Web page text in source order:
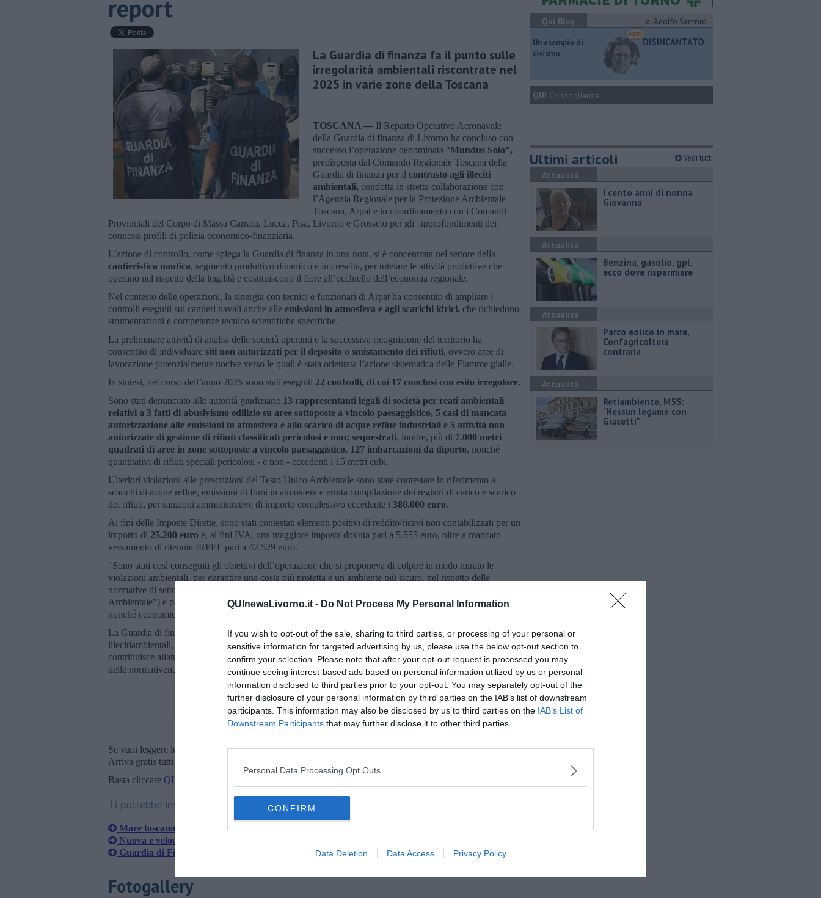
QUInewsLivorno.it - Do Not Process My Personal Information
If you wish to opt-out of the sale, sharing to third parties, or processing of your personal or
sensitive information for targeted advertising by us, please use the below opt-out section to
confirm your selection. Please note that after your opt-out request is processed you may
continue seeing interest-based ads based on personal information utilized by us or personal
information disclosed to third parties prior to your opt-out. You may separately opt-out of the
further disclosure of your personal information by third parties on the IAB’s list of downstream
participants. This information may also be disclosed by us to third parties on the IAB’s List of
Downstream Participants that may further disclose it to other third parties.
Personal Data Processing Opt Outs
CONFIRM
Data Deletion Data Access Privacy Policy
report
La Guardia di finanza fa il punto sulle
irregolarità ambientali riscontrate nel
2025 in varie zone della Toscana
TOSCANA — Il Reparto Operativo Aeronavale
della Guardia di finanza di Livorno ha concluso con
successo l’operazione denominata “Mundus Solo”,
predisposta dal Comando Regionale Toscana della
Guardia di finanza per il contrasto agli illeciti
ambientali, condotta in stretta collaborazione con
l’Agenzia Regionale per la Protezione Ambientale
Toscana, Arpat e in coordinamento con i Comandi
Provinciali del Corpo di Massa Carrara, Lucca, Pisa, Livorno e Grosseto per gli approfondimenti dei
connessi profili di polizia economico-finanziaria.
L’azione di controllo, come spiega la Guardia di finanza in una nota, si è concentrata nel settore della
cantieristica nautica, segmento produttivo dinamico e in crescita, per tutelare le attività produttive che
operano nel rispetto della legalità e costituiscono il fiore all’occhiello dell’economia regionale.
Nel contesto delle operazioni, la sinergia con tecnici e funzionari di Arpat ha consentito di ampliare i
controlli eseguiti sui cantieri navali anche alle emissioni in atmosfera e agli scarichi idrici, che richiedono
strumentazioni e competenze tecnico scientifiche specifiche.
La preliminare attività di analisi delle società operanti e la successiva ricognizione del territorio ha
consentito di individuare siti non autorizzati per il deposito o smistamento dei rifiuti, ovvero aree di
lavorazione potenzialmente nocive verso le quali è stata orientata l’azione sistematica delle Fiamme gialle.
In sintesi, nel corso dell’anno 2025 sono stati eseguiti 22 controlli, di cui 17 conclusi con esito irregolare.
Sono stati denunciato alle autorità giudiziarie 13 rappresentanti legali di società per reati ambientali
relativi a 3 fatti di abusivismo edilizio su aree sottoposte a vincolo paesaggistico, 5 casi di mancata
autorizzazione alle emissioni in atmosfera e allo scarico di acque reflue industriali e 5 attività non
autorizzate di gestione di rifiuti classificati pericolosi e non; sequestrati, inoltre, più di 7.000 metri
quadrati di aree in zone sottoposte a vincolo paesaggistico, 127 imbarcazioni da diporto, nonché
quantitativi di rifiuti speciali pericolosi - e non - eccedenti i 15 metri cubi.
Ulteriori violazioni alle prescrizioni del Testo Unico Ambientale sono state contestate in riferimento a
scarichi di acque reflue, emissioni di fumi in atmosfera e errata compilazione dei registri di carico e scarico
dei rifiuti, per sanzioni amministrative di importo complessivo eccedente i 380.000 euro.
Ai fini delle Imposte Dirette, sono stati contestati elementi positivi di reddito/ricavi non contabilizzati per un
importo di 25.200 euro e, ai fini IVA, una maggiore imposta dovuta pari a 5.555 euro, oltre a mancato
versamento di ritenute IRPEF pari a 42.529 euro.
"Sono stati così conseguiti gli obiettivi dell’operazione che si proponeva di colpire in modo mirato le
violazioni ambientali, per garantire una costa più protetta e un ambiente più sicuro, nel rispetto delle
normative di settore, in materia di tutela ambientale (Decreto Legislativo 152/2006 “Testo Unico
Ambientale”) e paesaggistica (Decreto Legislativo 42/2004 “Codice dei beni culturali e del paesaggio”),
nonché economico-finanziaria (imposte dirette)", spiegano dalla Guardia di finanza".
La Guardia di finanza svolge una funzione concorsuale strategica nella prevenzione e nel contrasto degli
illecitiambientali, assicurando un presidio costante sia sul territorio sia in mare. L’attività del Corpo
contribuisce allatutela del patrimonio paesaggistico e marino, alla protezione della biodiversità e al rispetto
delle normativenazionali e comunitarie in materia ambientale.
Se vuoi leggere le notizie principali della Toscana iscriviti allaNewsletter QUInews - ToscanaMedia.
Arriva gratis tutti i giorni alle 20:00 direttamente nella tua casella di posta.
Basta cliccare QUI
Ti potrebbe interessare anche:
Mare toscano sorvegliato speciale
Nuova e velocissima vedetta per il Roan
Guardia di Finanza, report degli interventi estivi
Fotogallery
Qui Blog
di Adolfo Santoro
​Un esempio di
civismo
DISINCANTATO
QUI Condoglianze
Ultimi articoli Vedi tutti
Attualità
I cento anni di nonna
Giovanna
Attualità
​Benzina, gasolio, gpl,
ecco dove risparmiare
Attualità
Parco eolico in mare,
Confagricoltura
contraria
Attualità
Retiambiente, M5S:
"Nessun legame con
Giacetti"